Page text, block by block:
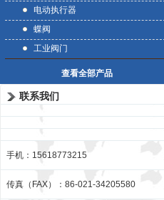
电动执行器
蝶阀
工业阀门
查看全部产品
联系我们
手机：15618773215
传真（FAX）：86-021-34205580